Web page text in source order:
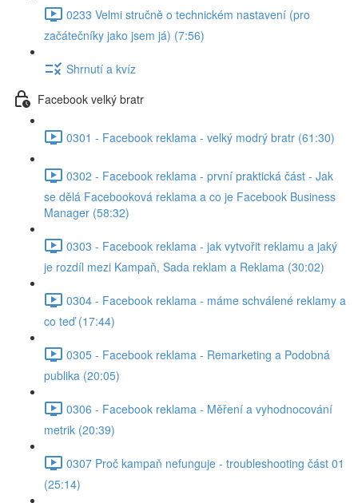
0233 Velmi stručně o technickém nastavení (pro
začátečníky jako jsem já) (7:56)
Shrnutí a kvíz
Facebook velký bratr
0301 - Facebook reklama - velký modrý bratr (61:30)
0302 - Facebook reklama - první praktická část - Jak
se dělá Facebooková reklama a co je Facebook Business
Manager (58:32)
0303 - Facebook reklama - jak vytvořit reklamu a jaký
je rozdíl mezi Kampaň, Sada reklam a Reklama (30:02)
0304 - Facebook reklama - máme schválené reklamy a
co teď (17:44)
0305 - Facebook reklama - Remarketing a Podobná
publika (20:05)
0306 - Facebook reklama - Měření a vyhodnocování
metrik (20:39)
0307 Proč kampaň nefunguje - troubleshooting část 01
(25:14)